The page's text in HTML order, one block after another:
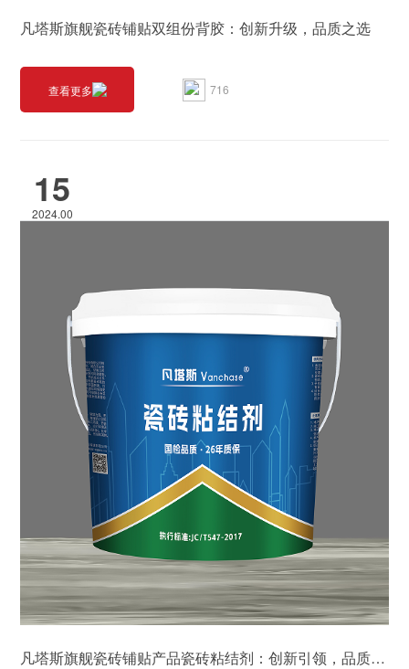
凡塔斯旗舰瓷砖铺贴双组份背胶：创新升级，品质之选
查看更多 716
15
2024.00
凡塔斯旗舰瓷砖铺贴产品瓷砖粘结剂：创新引领，品质保障